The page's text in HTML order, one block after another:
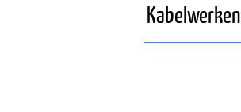
Kabelwerken